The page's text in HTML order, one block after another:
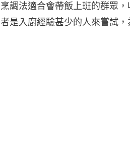
烹調法適合會帶飯上班的群眾
者是入廚經驗甚少的人來嘗試，